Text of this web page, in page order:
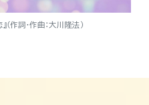
（作詞・作曲：大川隆法）